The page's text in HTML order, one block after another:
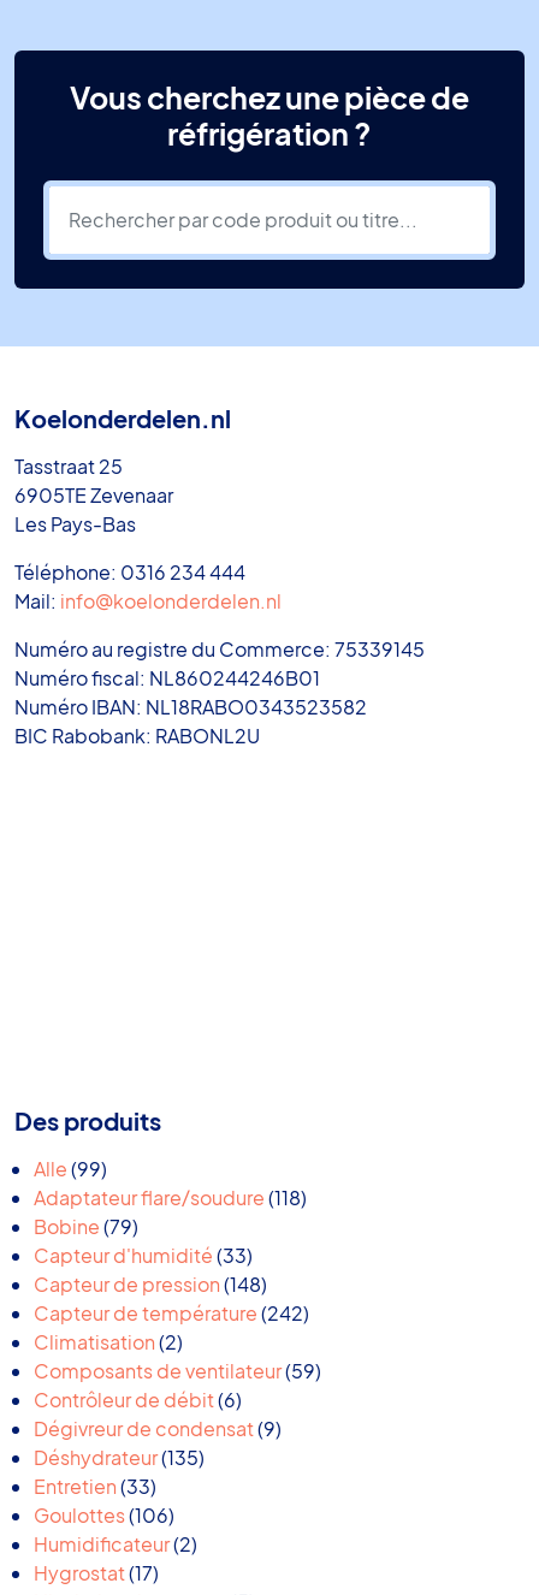
Vous cherchez une pièce de
réfrigération ?
Koelonderdelen.nl
Tasstraat 25
6905TE Zevenaar
Les Pays-Bas
Téléphone: 0316 234 444
Mail: info@koelonderdelen.nl
Numéro au registre du Commerce: 75339145
Numéro fiscal: NL860244246B01
Numéro IBAN: NL18RABO0343523582
BIC Rabobank: RABONL2U
Des produits
Alle 9999
produits
Adaptateur flare/soudure 118118
Bobine 7979
produits
Capteur d'humidité 3333
produits
Capteur de pression 148148
produits
Capteur de température 242242
Climatisation 22
produits
Composants de ventilateur 5959
Contrôleur de débit 66
produits
Dégivreur de condensat 99
Déshydrateur 135135
Entretien 3333
produits
Goulottes 106106
produits
Humidificateur 22
Hygrostat 1717